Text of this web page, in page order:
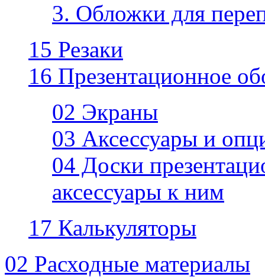
3. Обложки для
15 Резаки
16 Презентационное
02 Экраны
03 Аксессуары и
04 Доски
аксессуары к ним
17 Калькуляторы
02 Расходные материалы